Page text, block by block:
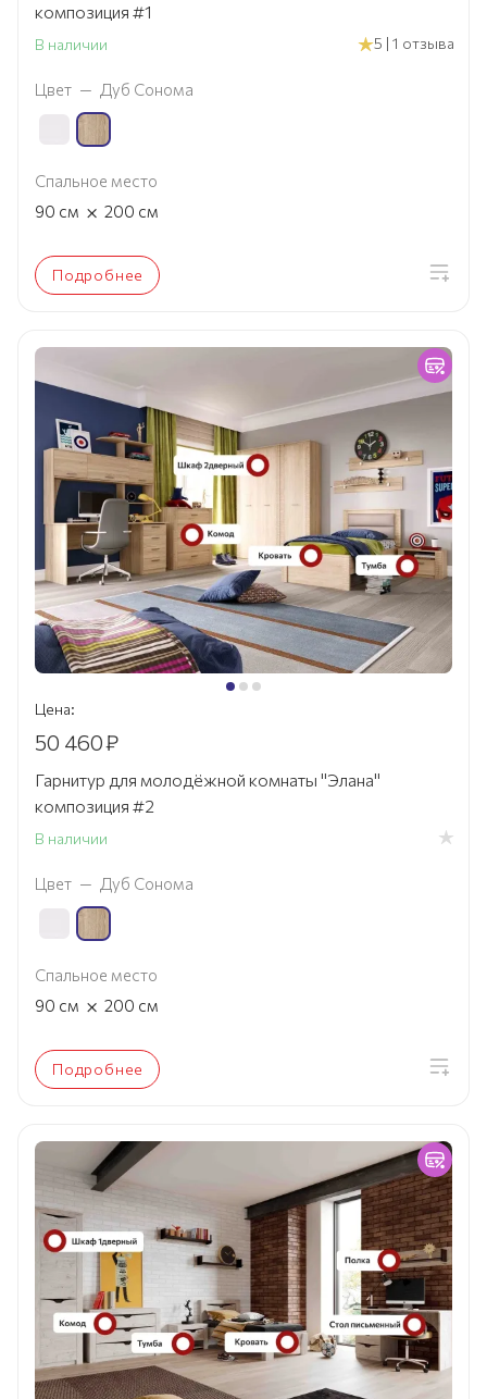
композиция #1
В наличии 5 | 1 отзыва
Цвет — Дуб Сонома
Спальное место
90 см × 200 см
Подробнее
Цена:
50 460₽
Гарнитур для молодёжной комнаты "Элана"
композиция #2
В наличии
Цвет — Дуб Сонома
Спальное место
90 см × 200 см
Подробнее